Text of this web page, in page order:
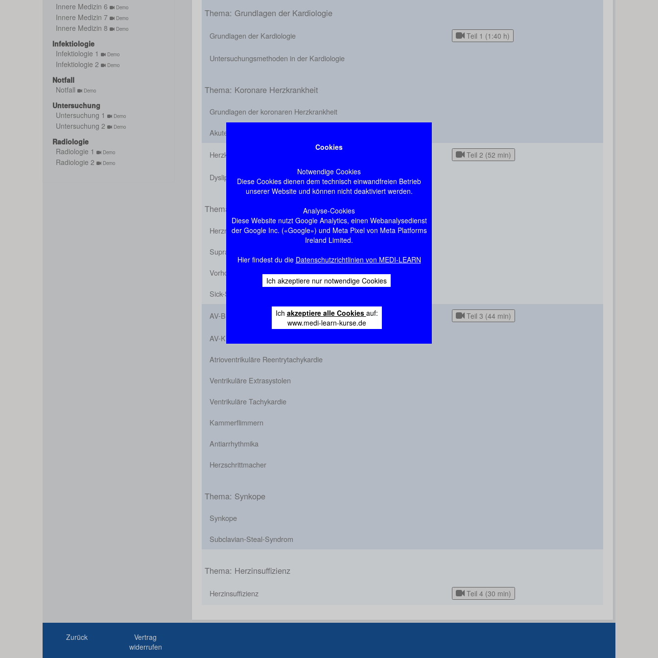
Cookies
Notwendige Cookies
Diese Cookies dienen dem technisch einwandfreien Betrieb
unserer Website und können nicht deaktiviert werden.
Analyse-Cookies
Diese Website nutzt Google Analytics, einen Webanalysedienst
der Google Inc. («Google») und Meta Pixel von Meta Platforms
Ireland Limited.
Hier findest du die Datenschutzrichtlinien von MEDI-LEARN
Ich akzeptiere nur notwendige Cookies
Ich akzeptiere alle Cookies auf:
www.medi-learn-kurse.de
Innere Medizin 6 Demo
Innere Medizin 7 Demo
Innere Medizin 8 Demo
Infektiologie
Infektiologie 1
Demo
Infektiologie 2 Demo
Notfall
Notfall
Demo
Untersuchung
Untersuchung 1
Demo
Untersuchung 2 Demo
Radiologie
Radiologie 1
Demo
Radiologie 2 Demo
Thema: Grundlagen der Kardiologie
Grundlagen der Kardiologie Teil 1 (1:40 h)
Untersuchungsmethoden in der Kardiologie
Thema: Koronare Herzkrankheit
Grundlagen der koronaren Herzkrankheit
Akutes Koronarsyndrom und Myokardinfarkt
Herzkatheteruntersuchung Teil 2 (52 min)
Dyslipidämien
Thema: Rhythmusstörungen
Herzrhythmusstörungen
Supraventrikuläre Extrasystolen
Vorhofflimmern/Vorhofflattern
Sick-Sinus-Syndrom
AV-Block Teil 3 (44 min)
AV-Knoten-Reentrytachykardie
Atrioventrikuläre Reentrytachykardie
Ventrikuläre Extrasystolen
Ventrikuläre Tachykardie
Kammerflimmern
Antiarrhythmika
Herzschrittmacher
Thema: Synkope
Synkope
Subclavian-Steal-Syndrom
Thema: Herzinsuffizienz
Herzinsuffizienz Teil 4 (30 min)
Zurück
Vertrag
widerrufen